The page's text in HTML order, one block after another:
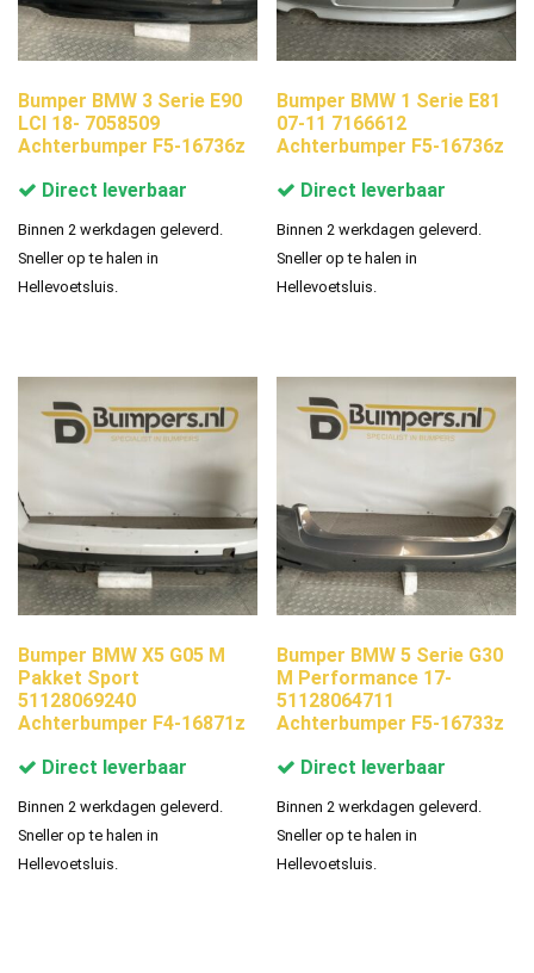
Bumper BMW 3 Serie E90
LCI 18- 7058509
Achterbumper F5-16736z
Direct leverbaar
Binnen 2 werkdagen geleverd.
Sneller op te halen in
Hellevoetsluis.
Bumper BMW 1 Serie E81
07-11 7166612
Achterbumper F5-16736z
Direct leverbaar
Binnen 2 werkdagen geleverd.
Sneller op te halen in
Hellevoetsluis.
Bumper BMW X5 G05 M
Pakket Sport
51128069240
Achterbumper F4-16871z
Direct leverbaar
Binnen 2 werkdagen geleverd.
Sneller op te halen in
Hellevoetsluis.
Bumper BMW 5 Serie G30
M Performance 17-
51128064711
Achterbumper F5-16733z
Direct leverbaar
Binnen 2 werkdagen geleverd.
Sneller op te halen in
Hellevoetsluis.